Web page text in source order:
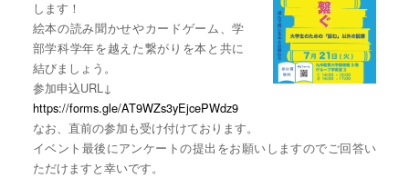
します！
絵本の読み聞かせやカードゲーム、学
部学科学年を越えた繋がりを本と共に
結びましょう。
参加申込URL↓
https://forms.gle/AT9WZs3yEjcePWdz9
なお、直前の参加も受け付けております。
イベント最後にアンケートの提出をお願いしますのでご回答い
ただけますと幸いです。